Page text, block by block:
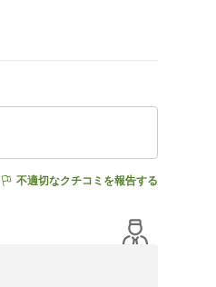
不適切なクチコミを報告する